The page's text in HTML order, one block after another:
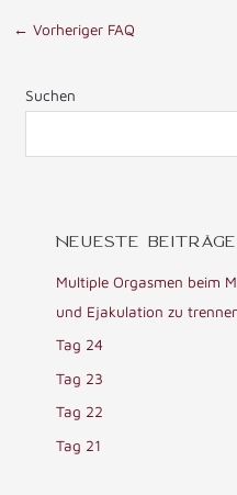
← Vorheriger FAQ
Suchen
NEUESTE BEITRÄGE
Multiple Orgasmen beim
und Ejakulation zu
Tag 24
Tag 23
Tag 22
Tag 21